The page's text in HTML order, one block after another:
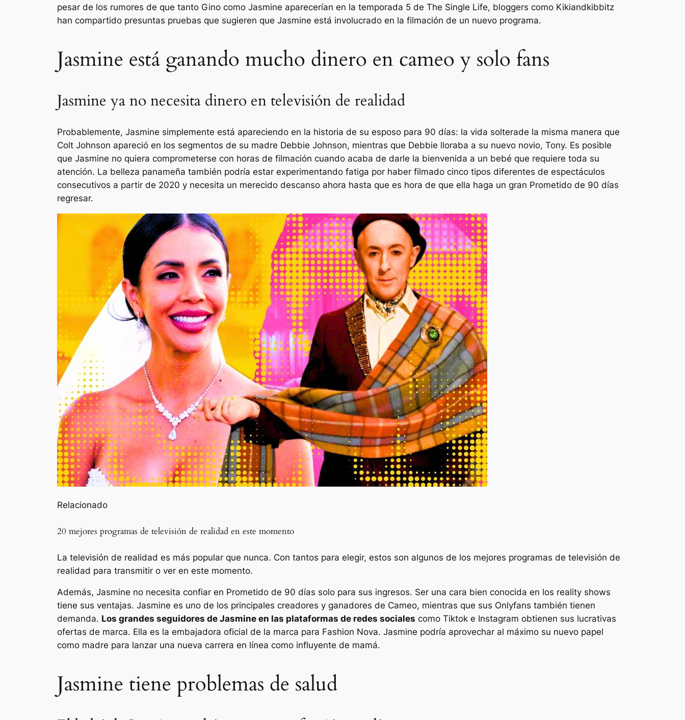
pesar de los rumores de que tanto Gino como Jasmine aparecerían en la temporada 5 de The Single Life, bloggers como Kikiandkibbitz
han compartido presuntas pruebas que sugieren que Jasmine está involucrado en la filmación de un nuevo programa.
Jasmine está ganando mucho dinero en cameo y solo fans
Jasmine ya no necesita dinero en televisión de realidad
Probablemente, Jasmine simplemente está apareciendo en la historia de su esposo para 90 días: la vida solterade la misma manera que
Colt Johnson apareció en los segmentos de su madre Debbie Johnson, mientras que Debbie lloraba a su nuevo novio, Tony. Es posible
que Jasmine no quiera comprometerse con horas de filmación cuando acaba de darle la bienvenida a un bebé que requiere toda su
atención. La belleza panameña también podría estar experimentando fatiga por haber filmado cinco tipos diferentes de espectáculos
consecutivos a partir de 2020 y necesita un merecido descanso ahora hasta que es hora de que ella haga un gran Prometido de 90 días
regresar.
Relacionado
20 mejores programas de televisión de realidad en este momento
La televisión de realidad es más popular que nunca. Con tantos para elegir, estos son algunos de los mejores programas de televisión de
realidad para transmitir o ver en este momento.
Además, Jasmine no necesita confiar en Prometido de 90 días solo para sus ingresos. Ser una cara bien conocida en los reality shows
tiene sus ventajas. Jasmine es uno de los principales creadores y ganadores de Cameo, mientras que sus Onlyfans también tienen
demanda. Los grandes seguidores de Jasmine en las plataformas de redes sociales como Tiktok e Instagram obtienen sus lucrativas
ofertas de marca. Ella es la embajadora oficial de la marca para Fashion Nova. Jasmine podría aprovechar al máximo su nuevo papel
como madre para lanzar una nueva carrera en línea como influyente de mamá.
Jasmine tiene problemas de salud